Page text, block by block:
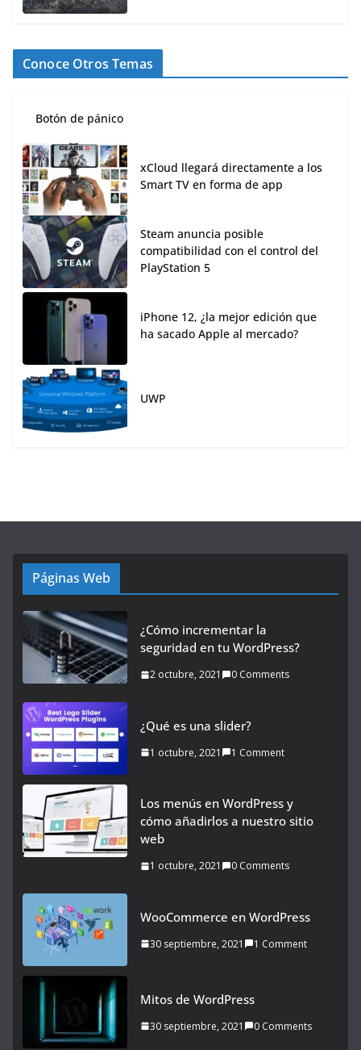
Conoce Otros Temas
Botón de pánico
xCloud llegará directamente a los
Smart TV en forma de app
Steam anuncia posible
compatibilidad con el control del
PlayStation 5
iPhone 12, ¿la mejor edición que
ha sacado Apple al mercado?
UWP
Páginas Web
¿Cómo incrementar la
seguridad en tu WordPress?
2 octubre, 2021 0 Comments
¿Qué es una slider?
1 octubre, 2021 1 Comment
Los menús en WordPress y
cómo añadirlos a nuestro sitio
web
1 octubre, 2021 0 Comments
WooCommerce en WordPress
30 septiembre, 2021 1 Comment
Mitos de WordPress
30 septiembre, 2021 0 Comments